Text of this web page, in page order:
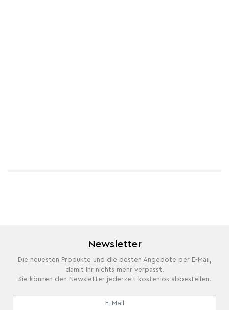
Newsletter
Die neuesten Produkte und die besten Angebote per E-Mail,
damit Ihr nichts mehr verpasst.
Sie können den Newsletter jederzeit kostenlos abbestellen.